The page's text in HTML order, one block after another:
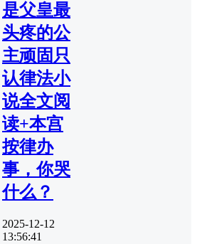
是父皇最
头疼的公
主顽固只
认律法小
说全文阅
读+本宫
按律办
事，你哭
什么？
2025-12-12
13:56:41